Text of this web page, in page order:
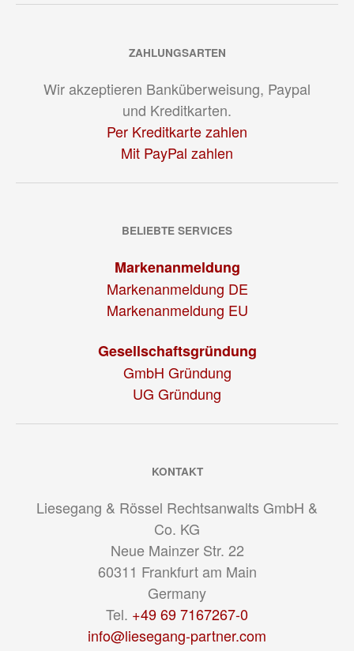
ZAHLUNGSARTEN
Wir akzeptieren Banküberweisung, Paypal
und Kreditkarten.
Per Kreditkarte zahlen
Mit PayPal zahlen
BELIEBTE SERVICES
Markenanmeldung
Markenanmeldung DE
Markenanmeldung EU
Gesellschaftsgründung
GmbH Gründung
UG Gründung
KONTAKT
Liesegang & Rössel Rechtsanwalts GmbH &
Co. KG
Neue Mainzer Str. 22
60311 Frankfurt am Main
Germany
Tel. +49 69 7167267-0
info@liesegang-partner.com